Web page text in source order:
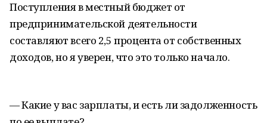
Поступления в местный бюджет от
предпринимательской деятельности
составляют всего 2,5 процента от собственных
доходов, но я уверен, что это только начало.
— Какие у вас зарплаты, и есть ли задолженность